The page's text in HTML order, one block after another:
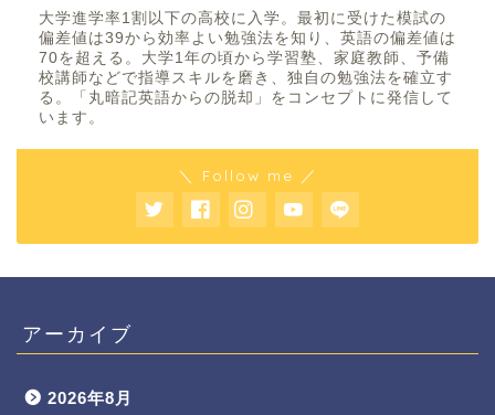
大学進学率1割以下の高校に入学。最初に受けた模試の
偏差値は39から効率よい勉強法を知り、英語の偏差値は
70を超える。大学1年の頃から学習塾、家庭教師、予備
校講師などで指導スキルを磨き、独自の勉強法を確立す
る。「丸暗記英語からの脱却」をコンセプトに発信して
います。
＼ Follow me ／
アーカイブ
2026年8月